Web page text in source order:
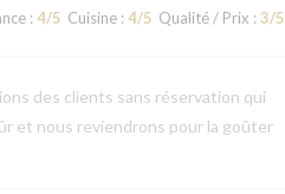
: 4/5 Cuisine: 4/5 Qualité / Prix : 3/5
des clients sans réservation qui
et nous reviendrons pour la goûter